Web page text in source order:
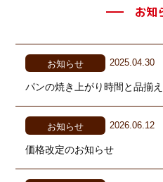
お知
お知らせ 2025.04.30
パンの焼き上がり時間と品揃
お知らせ 2026.06.12
価格改定のお知らせ